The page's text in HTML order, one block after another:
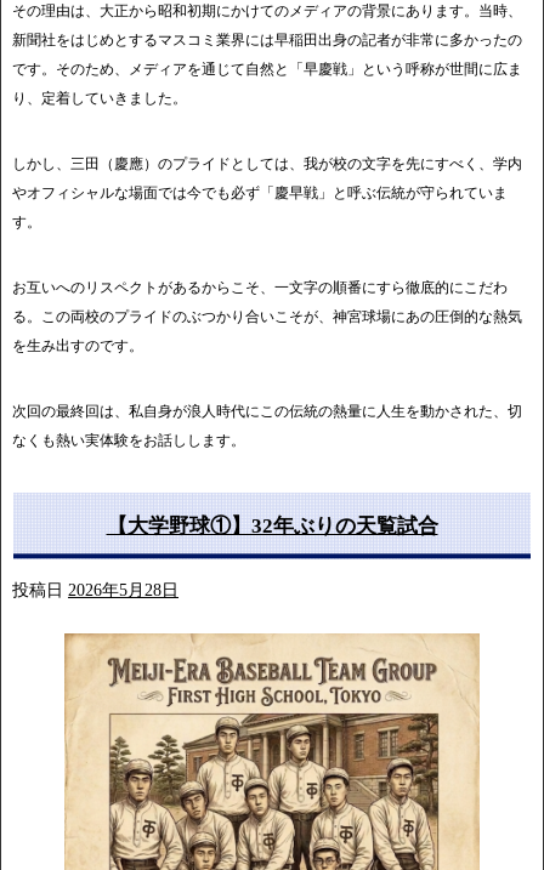
その理由は、大正から昭和初期にかけてのメディアの背景にあります。当時、
新聞社をはじめとするマスコミ業界には早稲田出身の記者が非常に多かったの
です。そのため、メディアを通じて自然と「早慶戦」という呼称が世間に広ま
り、定着していきました。
しかし、三田（慶應）のプライドとしては、我が校の文字を先にすべく、学内
やオフィシャルな場面では今でも必ず「慶早戦」と呼ぶ伝統が守られていま
す。
お互いへのリスペクトがあるからこそ、一文字の順番にすら徹底的にこだわ
る。この両校のプライドのぶつかり合いこそが、神宮球場にあの圧倒的な熱気
を生み出すのです。
次回の最終回は、私自身が浪人時代にこの伝統の熱量に人生を動かされた、切
なくも熱い実体験をお話しします。
【大学野球①】32年ぶりの天覧試合
投稿日 2026年5月28日